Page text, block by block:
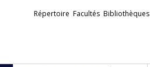
Liens
Répertoire Facultés Bibliothèques